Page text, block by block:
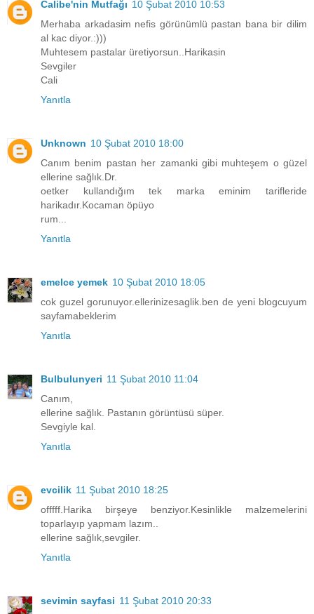
Calibe'nin Mutfağı 10 Şubat 2010 10:53
Merhaba arkadasim nefis görünümlü pastan bana bir dilim
al kac diyor.:)))
Muhtesem pastalar üretiyorsun..Harikasin
Sevgiler
Cali
Yanıtla
Unknown 10 Şubat 2010 18:00
Canım benim pastan her zamanki gibi muhteşem o güzel
ellerine sağlık.Dr.
oetker kullandığım tek marka eminim tarifleride
harikadır.Kocaman öpüyo
rum...
Yanıtla
emelce yemek 10 Şubat 2010 18:05
cok guzel gorunuyor.ellerinizesaglik.ben de yeni blogcuyum
sayfamabeklerim
Yanıtla
Bulbulunyeri 11 Şubat 2010 11:04
Canım,
ellerine sağlık. Pastanın görüntüsü süper.
Sevgiyle kal.
Yanıtla
evcilik 11 Şubat 2010 18:25
offfff.Harika birşeye benziyor.Kesinlikle malzemelerini
toparlayıp yapmam lazım..
ellerine sağlık,sevgiler.
Yanıtla
sevimin sayfasi 11 Şubat 2010 20:33